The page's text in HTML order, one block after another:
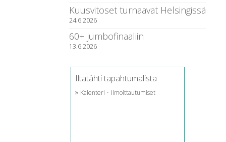
Kuusvitoset turnaavat Helsingissä
24.6.2026
60+ jumbofinaaliin
13.6.2026
Iltatähti tapahtumalista
» Kalenteri · Ilmoittautumiset